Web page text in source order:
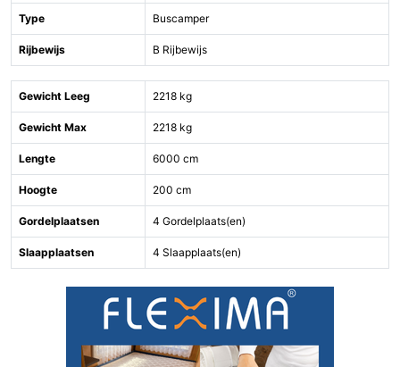
Type Buscamper
Rijbewijs B Rijbewijs
Gewicht Leeg 2218 kg
Gewicht Max 2218 kg
Lengte 6000 cm
Hoogte 200 cm
Gordelplaatsen 4 Gordelplaats(en)
Slaapplaatsen 4 Slaapplaats(en)